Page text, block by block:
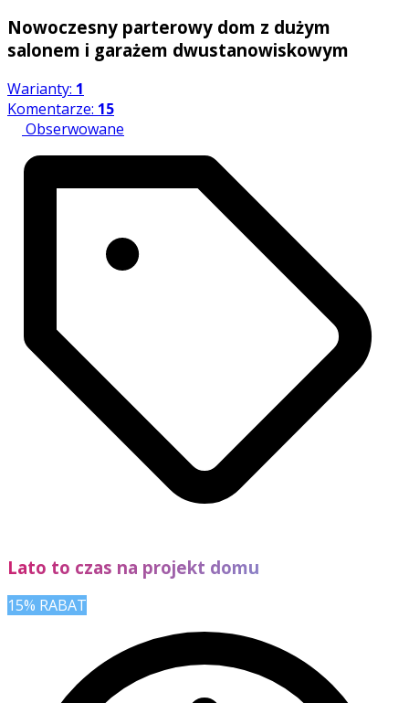
Nowoczesny parterowy dom z dużym
salonem i garażem dwustanowiskowym
Warianty: 1
Komentarze: 15
Obserwowane
Lato to czas na projekt domu
15% RABAT